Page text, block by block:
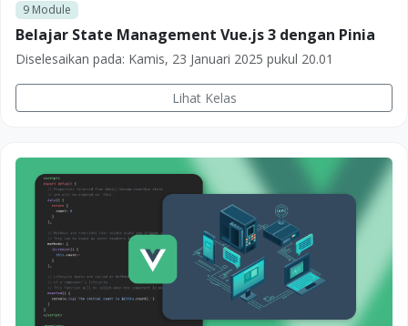
9Module
Belajar State Management Vue.js 3 dengan Pinia
Diselesaikan pada: Kamis, 23 Januari 2025 pukul 20.01
Lihat Kelas